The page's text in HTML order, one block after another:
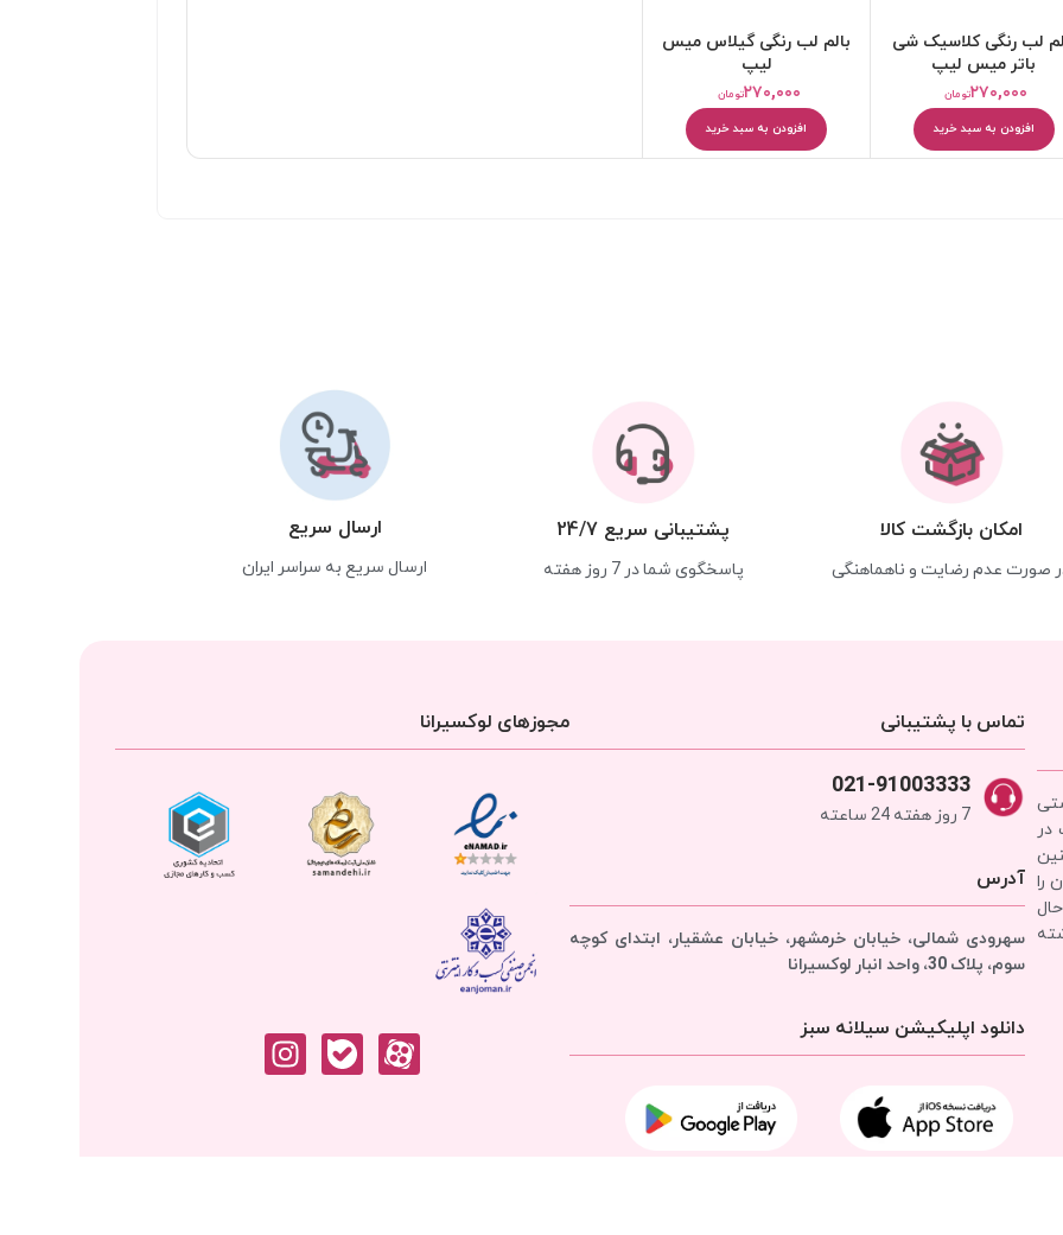
لب رنگی کلاسیک شی
باتر میس لیپ
تومان۲۷۰,۰۰۰
افزودن به سبد خرید
بالم لب رنگی گیلاس میس
لیپ
تومان۲۷۰,۰۰۰
افزودن به سبد خرید
امکان بازگشت کالا
صورت عدم رضایت و ناهماهنگی
پشتیبانی سریع 24/7
پاسخگوی شما در 7 روز هفته
ارسال سریع
ارسال سریع به سراسر ایران
در
را
تماس با پشتیبانی
021-91003333
7 روز هفته 24 ساعته
آدرس
سهرودی شمالی، خیابان خرمشهر، خیابان عشقیار، ابتدای کوچه
سوم، پلاک 30، واحد انبار
لوکسیرانا
دانلود اپلیکیشن سیلانه سبز
مجوزهای لوکسیرانا